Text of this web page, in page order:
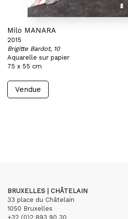
Milo MANARA
2015
Brigitte Bardot, 10
Aquarelle sur papier
75 x 55 cm
Vendue
BRUXELLES | CHÂTELAIN
33 place du Châtelain
1050 Bruxelles
+32 (0)2 893 90 30